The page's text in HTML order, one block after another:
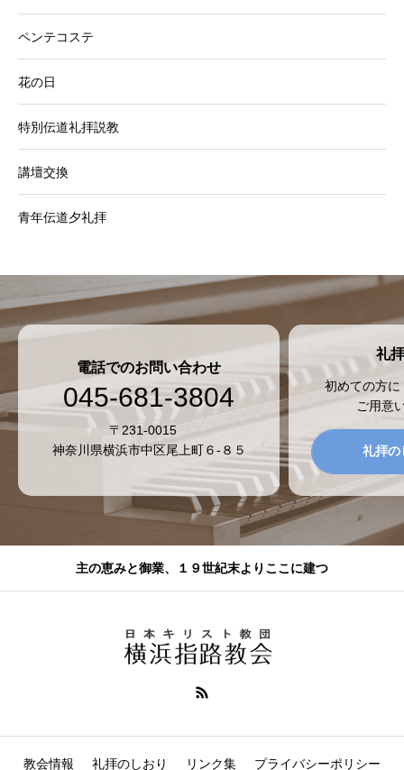
ペンテコステ
花の日
特別伝道礼拝説教
講壇交換
青年伝道夕礼拝
電話でのお問い合わせ
045-681-3804
〒231-0015
神奈川県横浜市中区尾上町６-８５
礼
初めての方
ご用意
礼拝の
主の恵みと御業、１９世紀末よりここに建つ
教会情報 礼拝のしおり リンク集 プライバシーポリシー